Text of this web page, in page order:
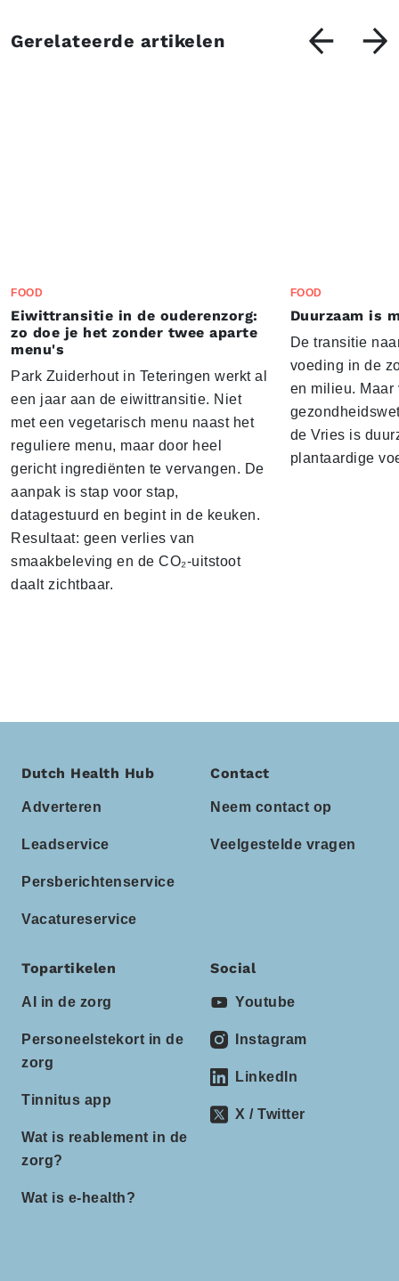
Gerelateerde artikelen
FOOD
Eiwittransitie in de ouderenzorg:
zo doe je het zonder twee aparte
menu's
Park Zuiderhout in Teteringen werkt al
een jaar aan de eiwittransitie. Niet
met een vegetarisch menu naast het
reguliere menu, maar door heel
gericht ingrediënten te vervangen. De
aanpak is stap voor stap,
datagestuurd en begint in de keuken.
Resultaat: geen verlies van
smaakbeleving en de CO₂-uitstoot
daalt zichtbaar.
FOOD
Duurzaam is
De transitie
voeding in de
en milieu. Maar
de Vries is
plantaardige
Dutch Health Hub
Adverteren
Leadservice
Persberichtenservice
Vacatureservice
Contact
Neem contact op
Veelgestelde vragen
Topartikelen
AI in de zorg
Personeelstekort in de
zorg
Tinnitus app
Wat is reablement in de
zorg?
Wat is e-health?
Social
Youtube
Instagram
LinkedIn
X / Twitter